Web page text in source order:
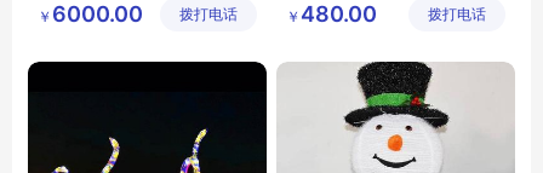
（临沂）
￥ 6000.00 拨打电话
折叠鹿子
艺有限公
￥ 480.00 拨打电话